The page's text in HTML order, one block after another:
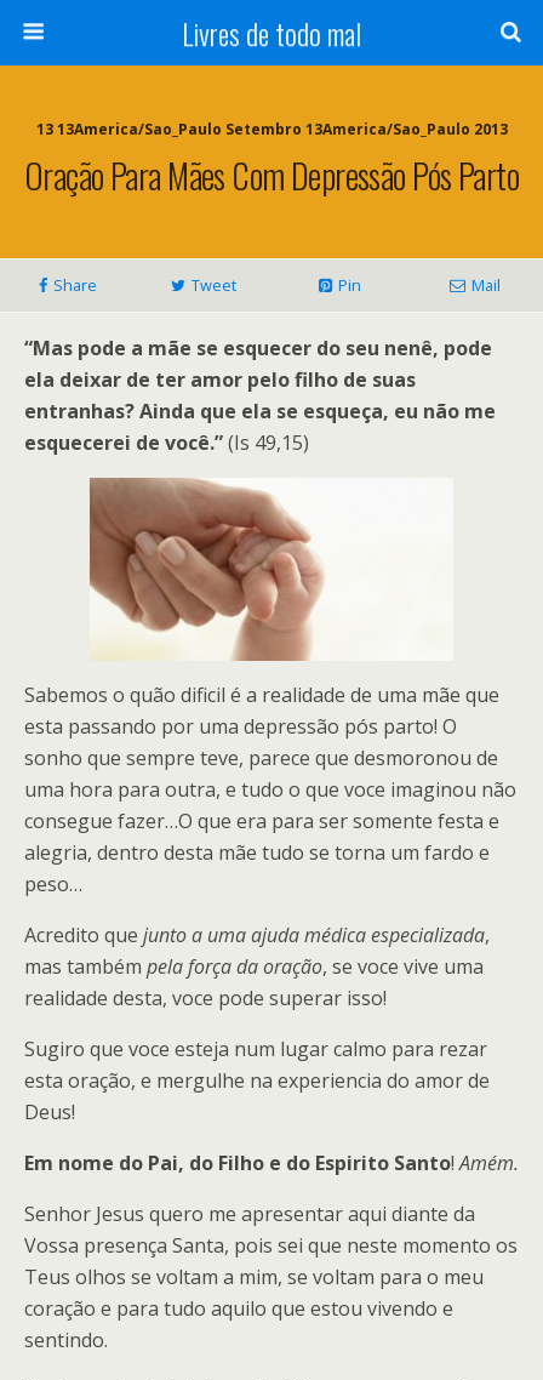
Livres de todo mal
13 13America/Sao_Paulo Setembro 13America/Sao_Paulo 2013
Oração Para Mães Com Depressão Pós Parto
Share Tweet Pin Mail
“Mas pode a mãe se esquecer do seu nenê, pode
ela deixar de ter amor pelo filho de suas
entranhas? Ainda que ela se esqueça, eu não me
esquecerei de você.”(Is 49,15)
Sabemos o quão dificil é a realidade de uma mãe que
esta passando por uma depressão pós parto! O
sonho que sempre teve, parece que desmoronou de
uma hora para outra, e tudo o que voce imaginou não
consegue fazer…O que era para ser somente festa e
alegria, dentro desta mãe tudo se torna um fardo e
peso…
Acredito que junto a uma ajuda médica especializada,
mas também pela força da oração, se voce vive uma
realidade desta, voce pode superar isso!
Sugiro que voce esteja num lugar calmo para rezar
esta oração, e mergulhe na experiencia do amor de
Deus!
Em nome do Pai, do Filho e do Espirito Santo!Amém.
Senhor Jesus quero me apresentar aqui diante da
Vossa presença Santa, pois sei que neste momento os
Teus olhos se voltam a mim, se voltam para o meu
coração e para tudo aquilo que estou vivendo e
sentindo.